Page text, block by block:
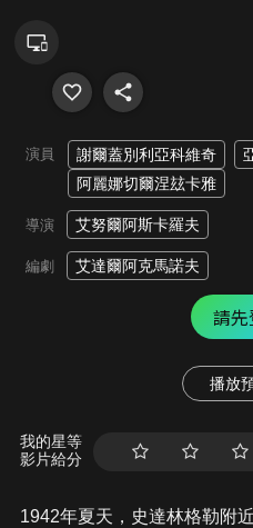
演員 謝爾蓋別利亞科維奇
阿麗娜切爾涅玆卡雅
導演 艾努爾阿斯卡羅夫
編劇 艾達爾阿克馬諾夫
請
播放
我的星等
影片給分
1942年夏天，史達林格勒附